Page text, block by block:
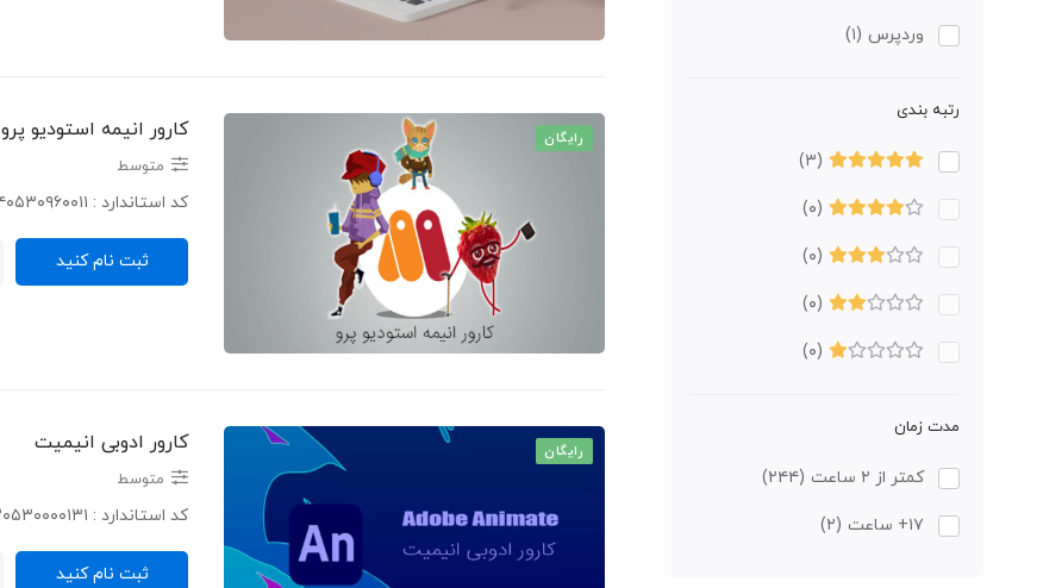
وردپرس (۱)
رتبه بندی
(۳)
(۰)
(۰)
(۰)
(۰)
مدت زمان
کمتر از ۲ ساعت (۲۴۴)
۱۷+ ساعت (۲)
رایگان کارور انیمه استودیو پرو
متوسط
کد استاندارد : ۲۱۶۶۴۰۵۳۰۹۶۰۰۱۱​ …
ثبت نام کنید
رایگان کارور ادوبی انیمیت
متوسط
کد استاندارد : ۷۳۲۱۲۰۵۳۰۰۰۰۱۳۱ …
ثبت نام کنید